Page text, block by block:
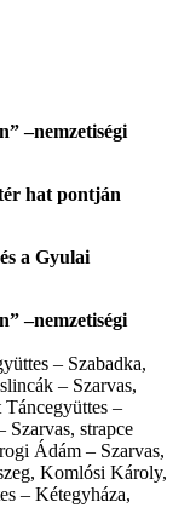
–nemzetiségi
hat pontján
a Gyulai
–nemzetiségi
– Szabadka,
– Szarvas,
–
Szarvas, strapce
Ádám – Szarvas,
Komlósi Károly,
– Kétegyháza,